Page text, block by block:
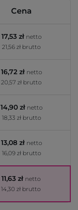
Cena
17,53 zł netto
21,56 zł brutto
16,72 zł netto
20,57 zł brutto
14,90 zł netto
18,33 zł brutto
13,08 zł netto
16,09 zł brutto
11,63 zł netto
14,30 zł brutto